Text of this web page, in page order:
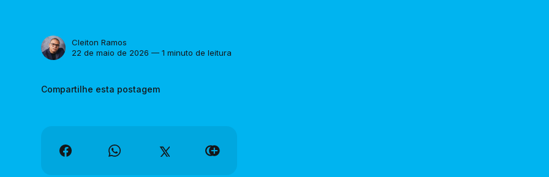
Cleiton Ramos
22 de maio de 2026 — 1 minuto de leitura
Compartilhe esta postagem